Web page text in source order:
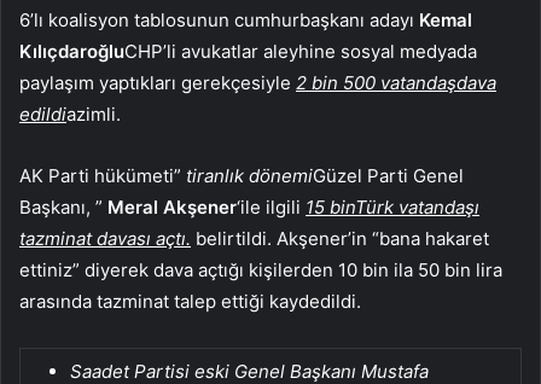
6’lı koalisyon tablosunun cumhurbaşkanı adayı Kemal
KılıçdaroğluCHP’li avukatlar aleyhine sosyal medyada
paylaşım yaptıkları gerekçesiyle 2 bin 500 vatandaşdava
edildiazimli.
AK Parti hükümeti” tiranlık dönemiGüzel Parti Genel
Başkanı, ” Meral Akşener‘ile ilgili 15 binTürk vatandaşı
tazminat davası açtı. belirtildi. Akşener’in “bana hakaret
ettiniz” diyerek dava açtığı kişilerden 10 bin ila 50 bin lira
arasında tazminat talep ettiği kaydedildi.
Saadet Partisi eski Genel Başkanı Mustafa